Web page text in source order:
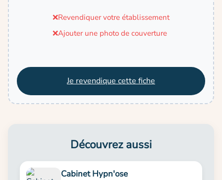
❌Revendiquer votre établissement
❌Ajouter une photo de couverture
Je revendique cette fiche
Découvrez aussi
Cabinet Hypn'ose